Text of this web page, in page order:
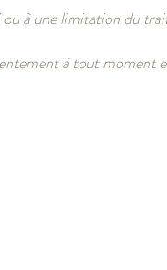
à une limitation du
à tout moment